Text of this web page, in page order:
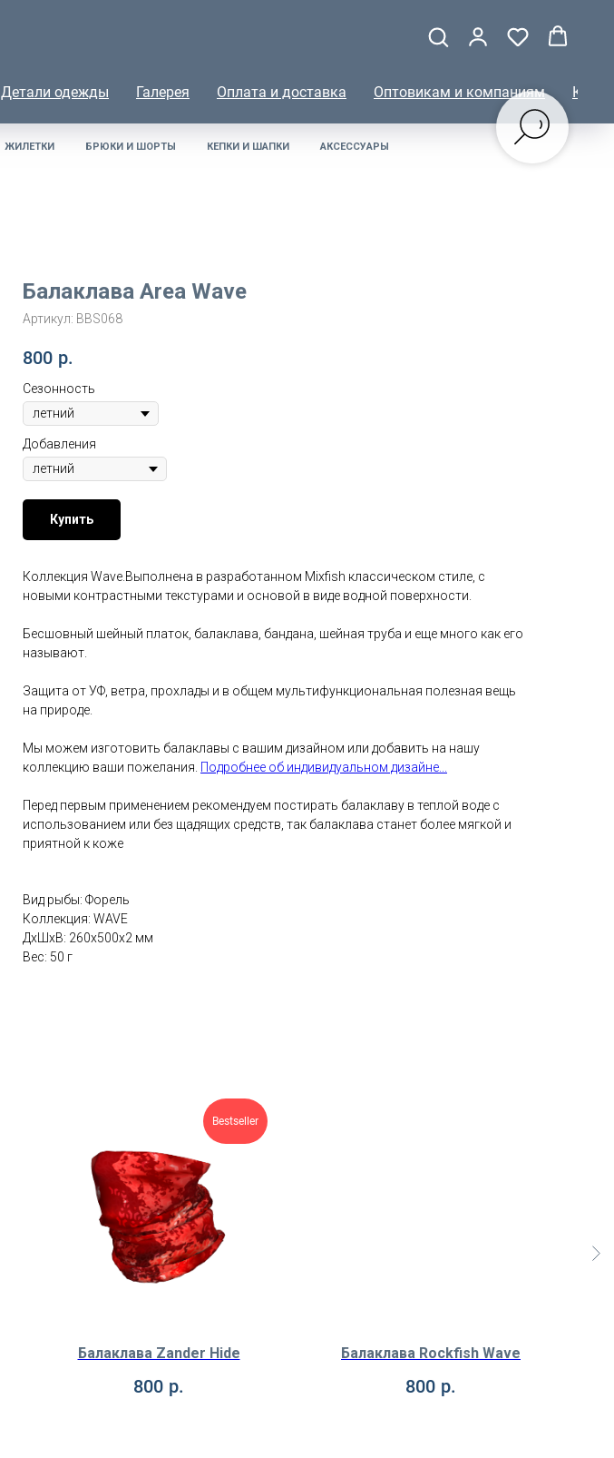
Детали одежды Галерея Оплата и доставка Оптовикам и компаниям
ЖИЛЕТКИ БРЮКИ И ШОРТЫ КЕПКИ И ШАПКИ АКСЕССУАРЫ
Балаклава Area Wave
Артикул: BBS068
800 р.
Сезонность
Добавления
Купить
Коллекция Wave.Выполнена в разработанном Mixfish классическом стиле, с
новыми контрастными текстурами и основой в виде водной поверхности.
Бесшовный шейный платок, балаклава, бандана, шейная труба и еще много как его
называют.
Защита от УФ, ветра, прохлады и в общем мультифункциональная полезная вещь
на природе.
Мы можем изготовить балаклавы с вашим дизайном или добавить на нашу
коллекцию ваши пожелания. Подробнее об индивидуальном дизайне...
Перед первым применением рекомендуем постирать балаклаву в теплой воде с
использованием или без щадящих средств, так балаклава станет более мягкой и
приятной к коже
Вид рыбы: Форель
Коллекция: WAVE
ДxШxВ: 260x500x2 мм
Вес: 50 г
Bestseller
Балаклава Zander Hide
800 р.
Балаклава Rockfish Wave
800 р.